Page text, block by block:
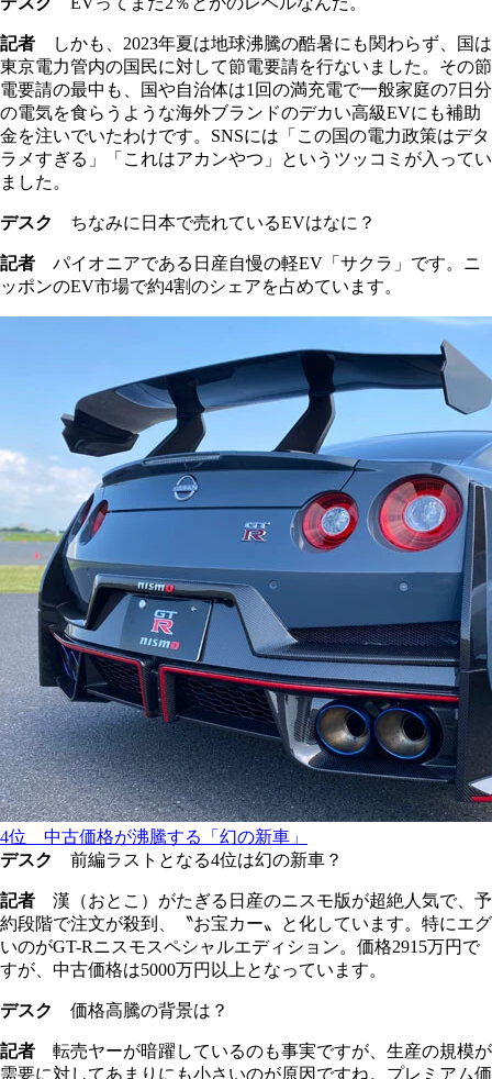
記者 しかも、2023年夏は地球沸騰の酷暑にも関わらず、国は
東京電力管内の国民に対して節電要請を行ないました。その節
電要請の最中も、国や自治体は1回の満充電で一般家庭の7日分
の電気を食らうような海外ブランドのデカい高級EVにも補助
金を注いでいたわけです。SNSには「この国の電力政策はデタ
ラメすぎる」「これはアカンやつ」というツッコミが入ってい
ました。
デスク ちなみに日本で売れているEVはなに？
記者 パイオニアである日産自慢の軽EV「サクラ」です。ニ
ッポンのEV市場で約4割のシェアを占めています。
4位 中古価格が沸騰する「幻の新車」
デスク
前編ラストとなる4位は幻の新車？
記者 漢（おとこ）がたぎる日産のニスモ版が超絶人気で、予
約段階で注文が殺到、〝お宝カー〟と化しています。特にエグ
いのがGT-Rニスモスペシャルエディション。価格2915万円で
すが、中古価格は5000万円以上となっています。
デスク 価格高騰の背景は？
記者 転売ヤーが暗躍しているのも事実ですが、生産の規模が
需要に対してあまりにも小さいのが原因ですね。プレミアム価